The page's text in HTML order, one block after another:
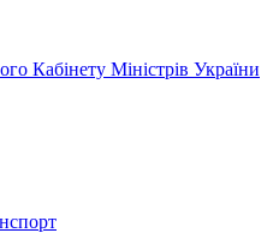
Кабінету Міністрів України